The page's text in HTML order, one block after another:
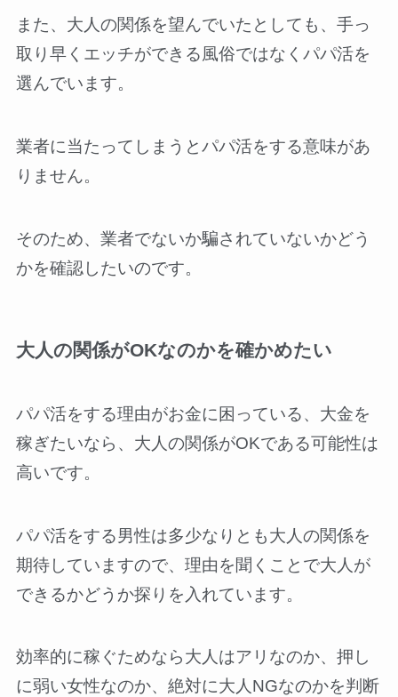
また、大人の関係を望んでいたとしても、手っ
取り早くエッチができる風俗ではなくパパ活を
選んでいます。
業者に当たってしまうとパパ活をする意味があ
りません。
そのため、業者でないか騙されていないかどう
かを確認したいのです。
大人の関係がOKなのかを確かめたい
パパ活をする理由がお金に困っている、大金を
稼ぎたいなら、大人の関係がOKである可能性は
高いです。
パパ活をする男性は多少なりとも大人の関係を
期待していますので、理由を聞くことで大人が
できるかどうか探りを入れています。
効率的に稼ぐためなら大人はアリなのか、押し
に弱い女性なのか、絶対に大人NGなのかを判断